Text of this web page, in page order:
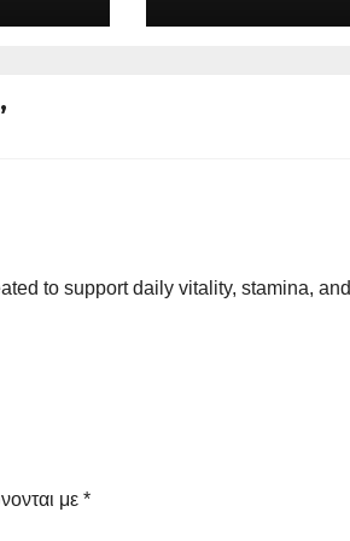
to support daily vitality, stamina, and
με *